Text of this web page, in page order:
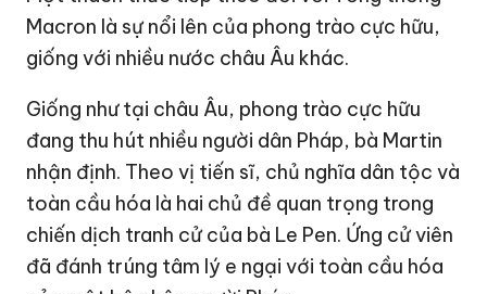
Macron là sự nổi lên của phong trào cực hữu,
giống với nhiều nước châu Âu khác.
Giống như tại châu Âu, phong trào cực hữu
đang thu hút nhiều người dân Pháp, bà Martin
nhận định. Theo vị tiến sĩ, chủ nghĩa dân tộc và
toàn cầu hóa là hai chủ đề quan trọng trong
chiến dịch tranh cử của bà Le Pen. Ứng cử viên
đã đánh trúng tâm lý e ngại với toàn cầu hóa